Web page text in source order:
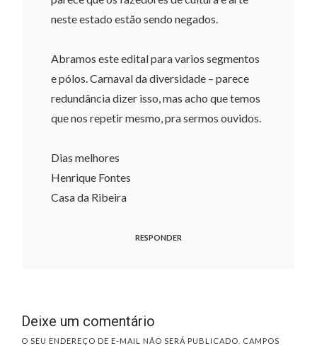
neste estado estão sendo negados.
Abramos este edital para varios segmentos
e pólos. Carnaval da diversidade – parece
redundância dizer isso, mas acho que temos
que nos repetir mesmo, pra sermos ouvidos.
Dias melhores
Henrique Fontes
Casa da Ribeira
RESPONDER
Deixe um comentário
O SEU ENDEREÇO DE E-MAIL NÃO SERÁ PUBLICADO.
CAMPOS